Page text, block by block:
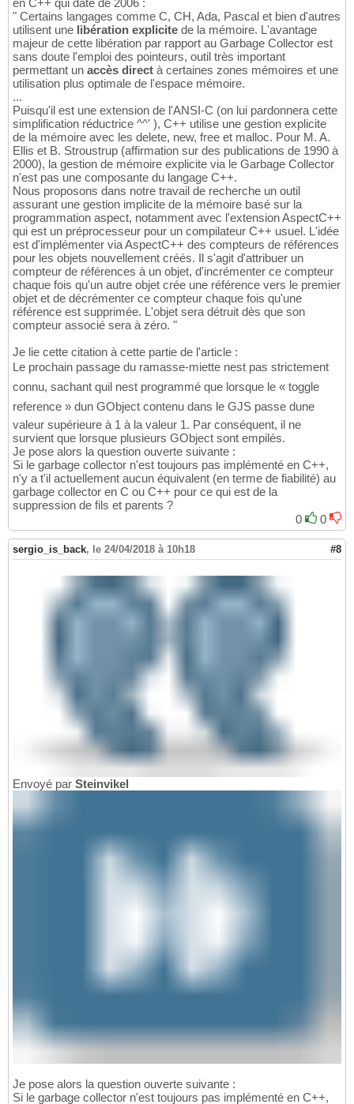
en C++ qui date de 2006 :
" Certains langages comme C, CH, Ada, Pascal et bien d'autres
utilisent une libération explicite de la mémoire. L'avantage
majeur de cette libération par rapport au Garbage Collector est
sans doute l'emploi des pointeurs, outil très important
permettant un accès direct à certaines zones mémoires et une
utilisation plus optimale de l'espace mémoire.
...
Puisqu'il est une extension de l'ANSI-C (on lui pardonnera cette
simplification réductrice ^^' ), C++ utilise une gestion explicite
de la mémoire avec les delete, new, free et malloc. Pour M. A.
Ellis et B. Stroustrup (affirmation sur des publications de 1990 à
2000), la gestion de mémoire explicite via le Garbage Collector
n'est pas une composante du langage C++.
Nous proposons dans notre travail de recherche un outil
assurant une gestion implicite de la mémoire basé sur la
programmation aspect, notamment avec l'extension AspectC++
qui est un préprocesseur pour un compilateur C++ usuel. L'idée
est d'implémenter via AspectC++ des compteurs de références
pour les objets nouvellement créés. Il s'agit d'attribuer un
compteur de références à un objet, d'incrémenter ce compteur
chaque fois qu'un autre objet crée une référence vers le premier
objet et de décrémenter ce compteur chaque fois qu'une
référence est supprimée. L'objet sera détruit dès que son
compteur associé sera à zéro. "
Je lie cette citation à cette partie de l'article :
Le prochain passage du ramasse-miette nest pas strictement
connu, sachant quil nest programmé que lorsque le « toggle
reference » dun GObject contenu dans le GJS passe dune
valeur supérieure à 1 à la valeur 1. Par conséquent, il ne
survient que lorsque plusieurs GObject sont empilés.
Je pose alors la question ouverte suivante :
Si le garbage collector n'est toujours pas implémenté en C++,
n'y a t'il actuellement aucun équivalent (en terme de fiabilité) au
garbage collector en C ou C++ pour ce qui est de la
suppression de fils et parents ?
0
0
sergio_is_back, le 24/04/2018 à 10h18 #8
Envoyé par Steinvikel
Je pose alors la question ouverte suivante :
Si le garbage collector n'est toujours pas implémenté en C++,